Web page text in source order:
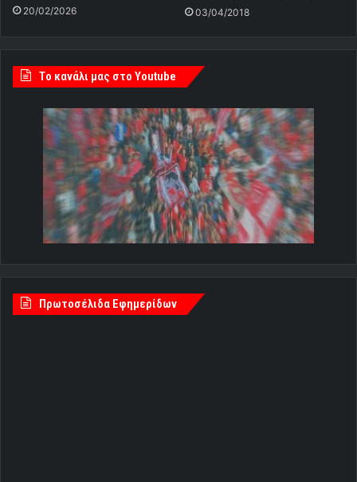
20/02/2026 03/04/2018
Tο κανάλι μας στο Youtube
Πρωτοσέλιδα Εφημερίδων